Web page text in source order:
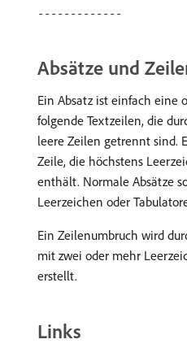
-------------
Absätze und
Ein Absatz ist einfach eine
folgende Textzeilen, die
leere Zeilen getrennt sind.
Zeile, die höchstens
enthält. Normale Absätze
Leerzeichen oder
Ein Zeilenumbruch wird
mit zwei oder mehr
erstellt.
Links